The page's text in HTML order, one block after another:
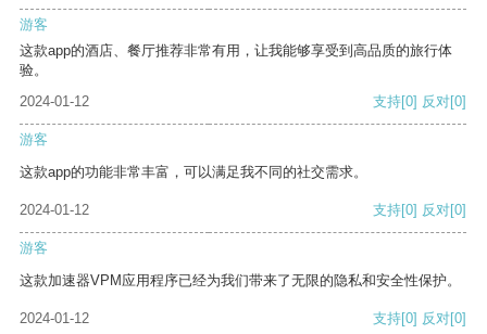
游客
这款app的酒店、餐厅推荐非常有用，让我能够享受到高品质的旅行体
验。
2024-01-12
支持[0] 反对[0]
游客
这款app的功能非常丰富，可以满足我不同的社交需求。
2024-01-12 支持[0] 反对[0]
游客
这款加速器VPM应用程序已经为我们带来了无限的隐私和安全性保护。
2024-01-12 支持[0] 反对[0]